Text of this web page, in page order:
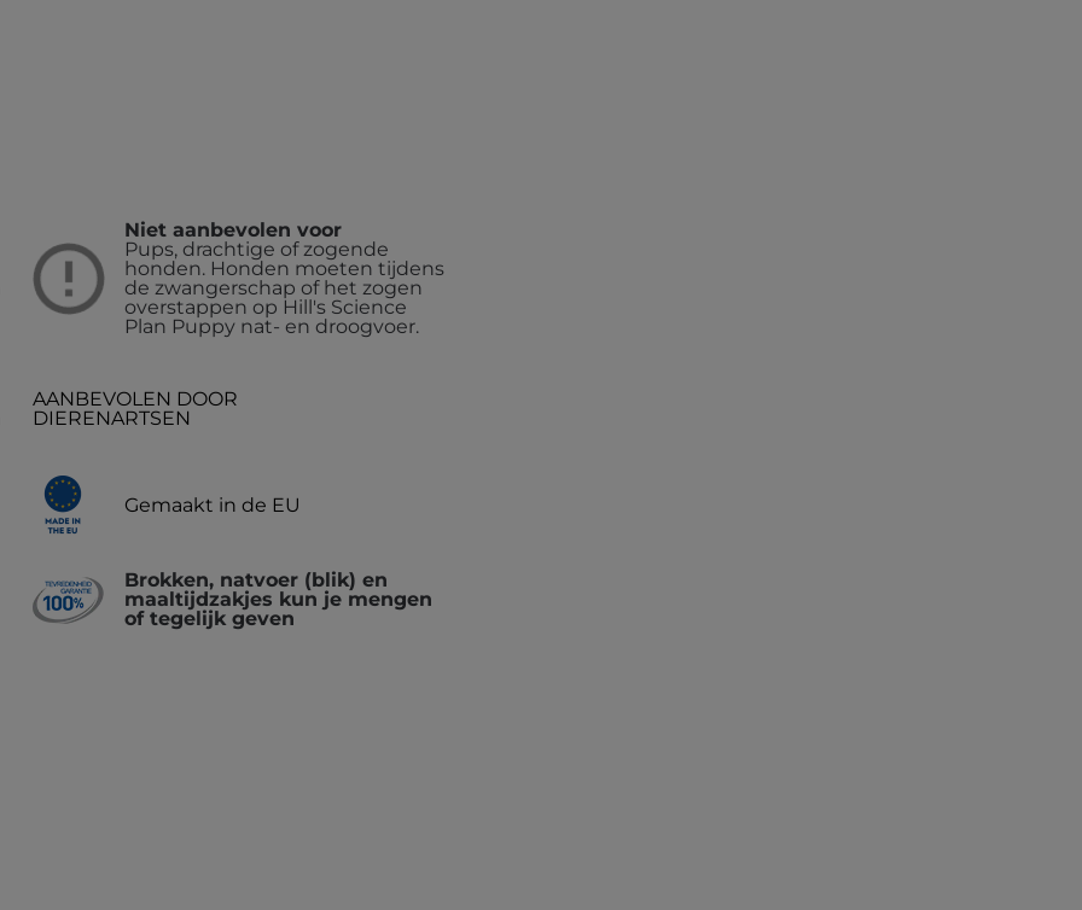
Niet aanbevolen voor
Pups, drachtige of zogende
honden. Honden moeten tijdens
de zwangerschap of het zogen
overstappen op Hill's Science
Plan Puppy nat- en droogvoer.
AANBEVOLEN DOOR
DIERENARTSEN
Gemaakt in de EU
Brokken, natvoer (blik) en
maaltijdzakjes kun je mengen
of tegelijk geven